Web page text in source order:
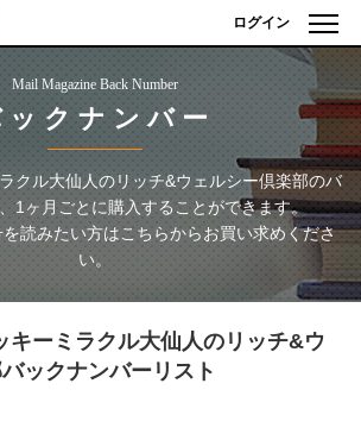
ログイン
Mail Magazine Back Number
ックナンバー
クル大仙人のリッチ&ウェルシー倶楽部のバ
1ヶ月ごとに購入することができます。
読みたい方はこちらからお買い求めくださ
い。
キーミラクル大仙人のリッチ&ウ
バックナンバーリスト